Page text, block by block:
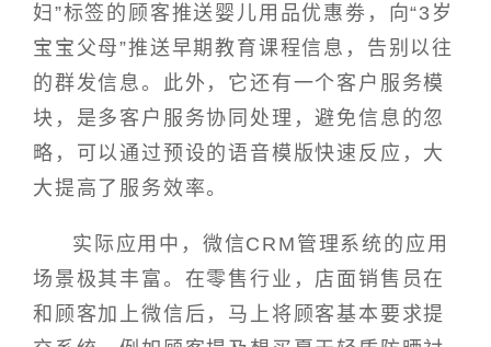
妇”标签的顾客推送婴儿用品优惠劵，向“3岁
宝宝父母”推送早期教育课程信息，告别以往
的群发信息。此外，它还有一个客户服务模
块，是多客户服务协同处理，避免信息的忽
略，可以通过预设的语音模版快速反应，大
大提高了服务效率。
实际应用中，微信CRM管理系统的应用
场景极其丰富。在零售行业，店面销售员在
和顾客加上微信后，马上将顾客基本要求提